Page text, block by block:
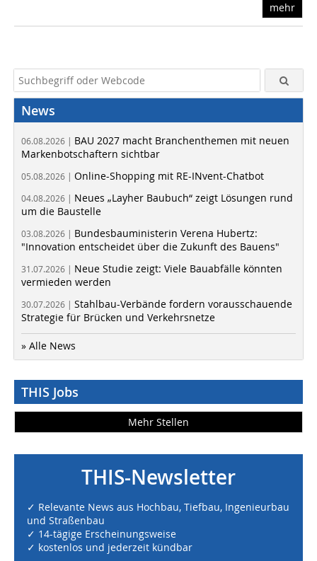
mehr
News
06.08.2026 | BAU 2027 macht Branchenthemen mit neuen
Markenbotschaftern sichtbar
05.08.2026 | Online-Shopping mit RE-INvent-Chatbot
04.08.2026 | Neues „Layher Baubuch“ zeigt Lösungen rund
um die Baustelle
03.08.2026 | Bundesbauministerin Verena Hubertz:
"Innovation entscheidet über die Zukunft des Bauens"
31.07.2026 | Neue Studie zeigt: Viele Bauabfälle könnten
vermieden werden
30.07.2026 | Stahlbau-Verbände fordern vorausschauende
Strategie für Brücken und Verkehrsnetze
» Alle News
THIS Jobs
Mehr Stellen
THIS-Newsletter
✓ Relevante News aus Hochbau, Tiefbau, Ingenieurbau
und Straßenbau
✓ 14-tägige Erscheinungsweise
✓ kostenlos und jederzeit kündbar